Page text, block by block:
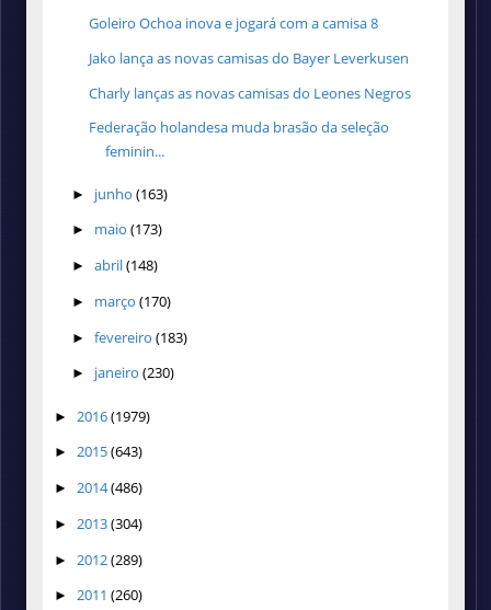
Goleiro Ochoa inova e jogará com a camisa 8
Jako lança as novas camisas do Bayer Leverkusen
Charly lanças as novas camisas do Leones Negros
Federação holandesa muda brasão da seleção
feminin...
► junho (163)
► maio (173)
► abril(148)
► março (170)
► fevereiro (183)
► janeiro (230)
► 2016(1979)
► 2015(643)
► 2014(486)
► 2013(304)
► 2012(289)
► 2011 (260)